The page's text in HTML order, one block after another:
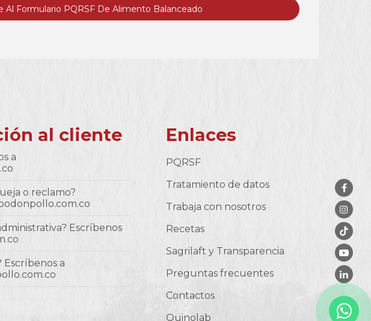
Al Formulario PQRSF De Alimento Balanceado
al cliente
a
o reclamo?
Escríbenos
Escríbenos a
Enlaces
PQRSF
Tratamiento de datos
Trabaja con nosotros
Recetas
Sagrilaft y Transparencia
Preguntas frecuentes
Contactos
Quinolab